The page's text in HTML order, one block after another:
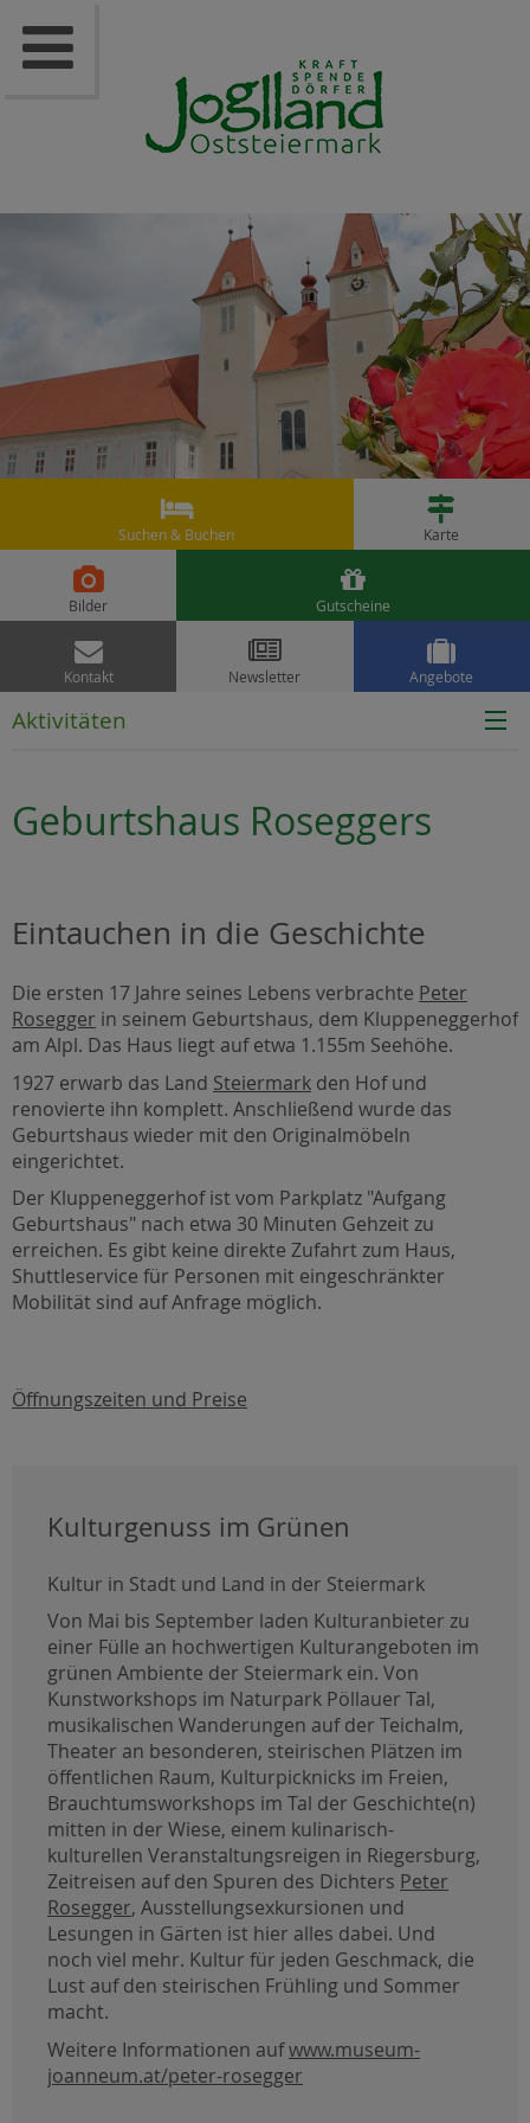

Suchen & Buchen

Karte

Bilder

Gutscheine

Kontakt

Newsletter

Angebote
Aktivitäten
Geburtshaus Roseggers
Eintauchen in die Geschichte
Die ersten 17 Jahre seines Lebens verbrachte Peter
Rosegger in seinem Geburtshaus, dem Kluppeneggerhof
am Alpl. Das Haus liegt auf etwa 1.155m Seehöhe.
1927 erwarb das Land Steiermark den Hof und
renovierte ihn komplett. Anschließend wurde das
Geburtshaus wieder mit den Originalmöbeln
eingerichtet.
Der Kluppeneggerhof ist vom Parkplatz "Aufgang
Geburtshaus" nach etwa 30 Minuten Gehzeit zu
erreichen. Es gibt keine direkte Zufahrt zum Haus,
Shuttleservice für Personen mit eingeschränkter
Mobilität sind auf Anfrage möglich.
Öffnungszeiten und Preise
Kulturgenuss im Grünen
Kultur in Stadt und Land in der Steiermark
Von Mai bis September laden Kulturanbieter zu
einer Fülle an hochwertigen Kulturangeboten im
grünen Ambiente der Steiermark ein. Von
Kunstworkshops im Naturpark Pöllauer Tal,
musikalischen Wanderungen auf der Teichalm,
Theater an besonderen, steirischen Plätzen im
öffentlichen Raum, Kulturpicknicks im Freien,
Brauchtumsworkshops im Tal der Geschichte(n)
mitten in der Wiese, einem kulinarisch-
kulturellen Veranstaltungsreigen in Riegersburg,
Zeitreisen auf den Spuren des Dichters Peter
Rosegger, Ausstellungsexkursionen und
Lesungen in Gärten ist hier alles dabei. Und
noch viel mehr. Kultur für jeden Geschmack, die
Lust auf den steirischen Frühling und Sommer
macht.
Weitere Informationen aufwww.museum-
joanneum.at/peter-rosegger
